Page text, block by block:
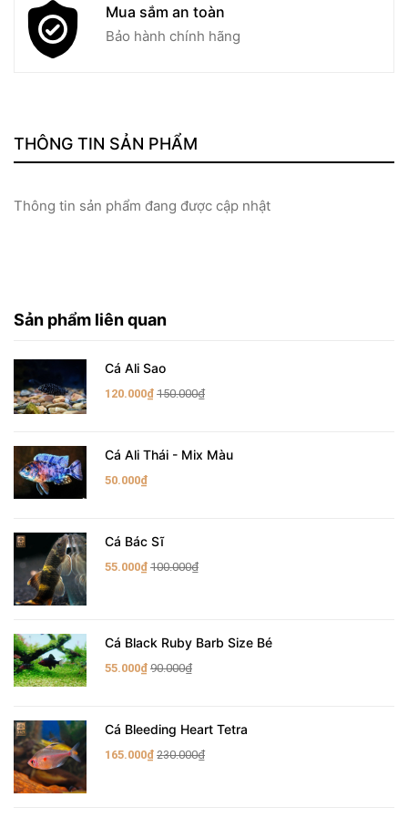
Mua sắm an toàn
Bảo hành chính hãng
THÔNG TIN SẢN PHẨM
Thông tin sản phẩm đang được cập nhật
Sản phẩm liên quan
Cá Ali Sao
120.000₫ 150.000₫
Cá Ali Thái - Mix Màu
50.000₫
Cá Bác Sĩ
55.000₫ 100.000₫
Cá Black Ruby Barb Size Bé
55.000₫ 90.000₫
Cá Bleeding Heart Tetra
165.000₫ 230.000₫